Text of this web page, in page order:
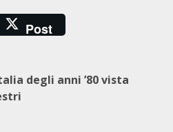
Post
degli anni ’80 vista